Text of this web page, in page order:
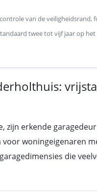
van de veiligheidsrand,
twee tot vijf jaar op
zijn erkende
woningeigenaren
die